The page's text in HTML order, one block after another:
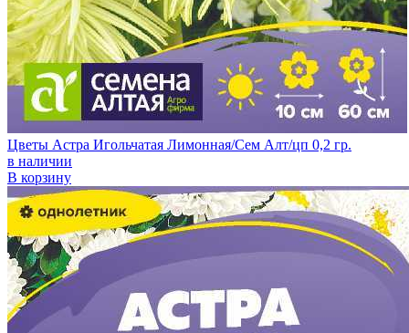
Цветы Астра Игольчатая Лимонная/Сем Алт/цп 0,2 гр.
в наличии
В корзину